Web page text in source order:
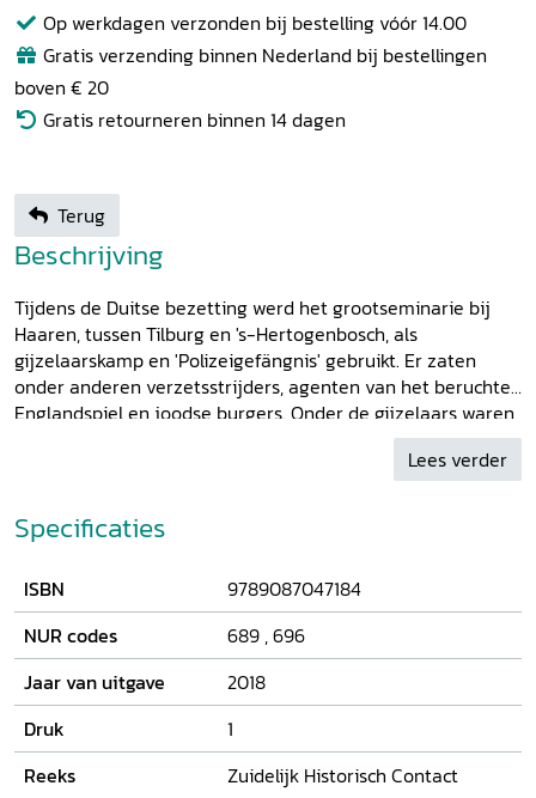
Op werkdagen verzonden bij bestelling vóór 14.00
Gratis verzending binnen Nederland bij bestellingen
boven € 20
Gratis retourneren binnen 14 dagen
Terug
Beschrijving
Tijdens de Duitse bezetting werd het grootseminarie bij
Haaren, tussen Tilburg en 's-Hertogenbosch, als
gijzelaarskamp en 'Polizeigefängnis' gebruikt. Er zaten
onder anderen verzetsstrijders, agenten van het beruchte
Englandspiel en joodse burgers. Onder de gijzelaars waren
de latere premier Jan de Quay en industrieel Frits Philips.
De gijzelaars hingen represailles boven het hoofd, de
proces, vonnis en wegvoering. Van verschillende
gedetineerden zijn de verhalen bekend, maar het 'grote
was een kamp van levensgrote tegenstellingen: terwijl
gijzelaars in de zon zaten, stapten joodse gevangenen in
vrachtwagens die naar Westerbork reden. Van de
drieduizend gevangenen zijn meer dan zeshonderd in een
concentratiekamp omgekomen. Dit boek laat zien dat het
gebouw als 'plaats van herinnering' - het is grotendeels
nog in oorspronkelijke staat - een duidelijke plaats verdient
op de historische kaart van Nederland.
Lees verder
Specificaties
ISBN
9789087047184
NUR codes
689 ,696
Jaar van uitgave
2018
Druk
1
Reeks
Zuidelijk Historisch Contact